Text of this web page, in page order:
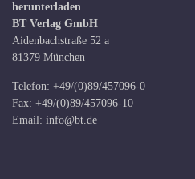
herunterladen
BT Verlag GmbH
Aidenbachstraße 52 a
81379 München
Telefon: +49/(0)89/457096-0
Fax: +49/(0)89/457096-10
Email: info@bt.de